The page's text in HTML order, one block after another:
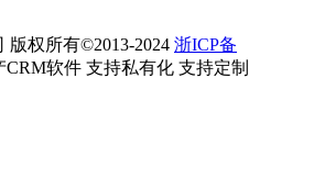
版权所有©2013-2024 浙ICP备
CRM软件 支持私有化 支持定制